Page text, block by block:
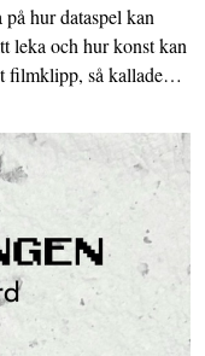
hur dataspel kan
leka och hur konst kan
filmklipp, så kallade…